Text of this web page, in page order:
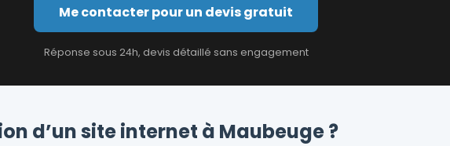
Me contacter pour un devis gratuit
Réponse sous 24h, devis détaillé sans engagement
d’un site internet à Maubeuge ?